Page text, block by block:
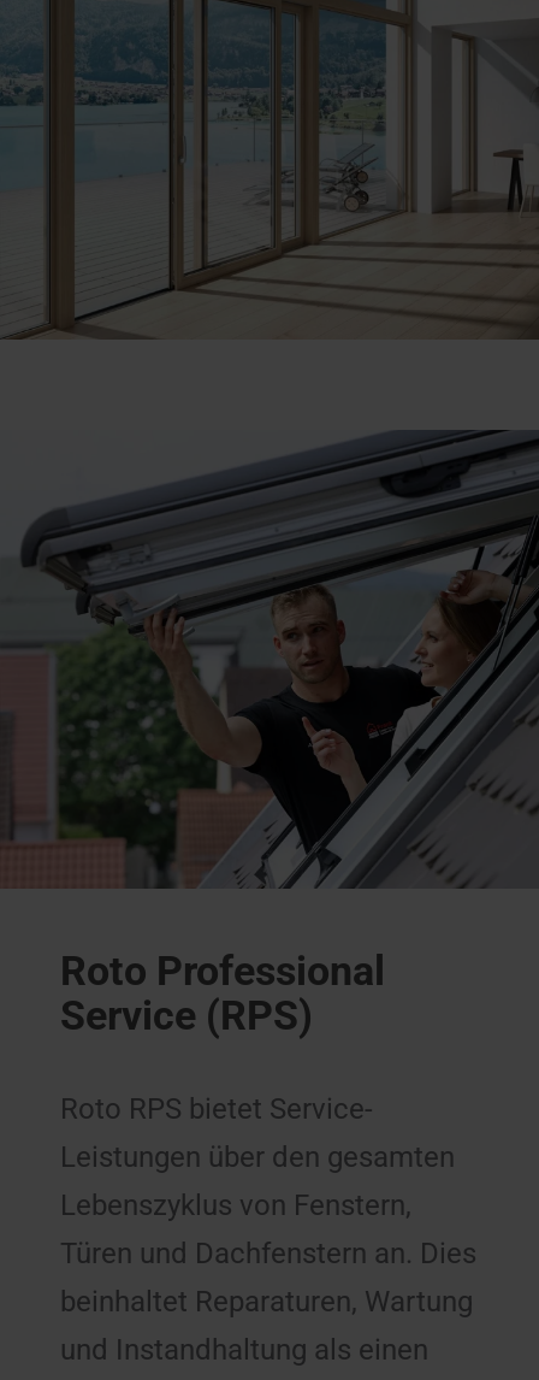
Roto Professional
Service (RPS)
Roto RPS bietet Service-
Leistungen über den gesamten
Lebenszyklus von Fenstern,
Türen und Dachfenstern an. Dies
beinhaltet Reparaturen, Wartung
und Instandhaltung als einen